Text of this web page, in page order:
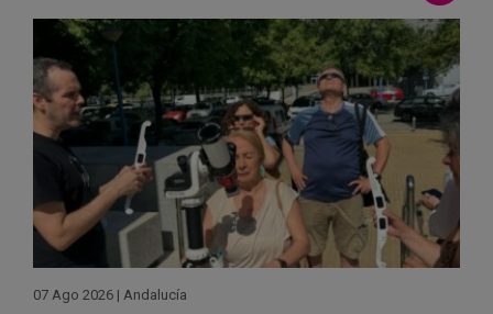
07 Ago 2026 | Andalucía